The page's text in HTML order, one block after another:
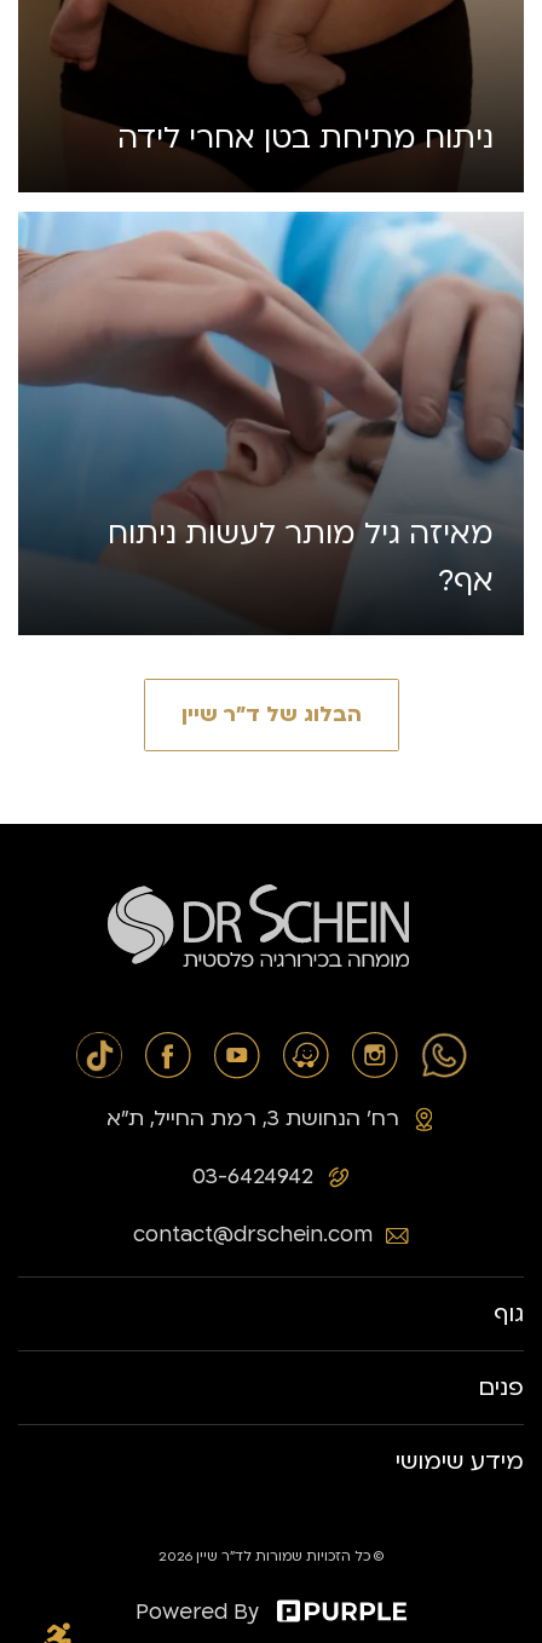
ניתוח מתיחת בטן אחרי לידה
מאיזה גיל מותר לעשות ניתוח
אף?
הבלוג של ד״ר שיין
03-6424942
רח׳ הנחושת 3, רמת החייל, ת״א
contact@drschein.com
גוף
פנים
מידע שימושי
© כל הזכויות שמורות לד״ר שיין 2026
Powered By